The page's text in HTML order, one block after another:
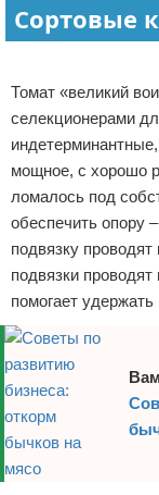
Деловое
Менеджмент
Сортовые
Томат «великий
селекционерами
мощное, с хорошо
ломалось под
обеспечить опору
подвязку
подвязки
помогает